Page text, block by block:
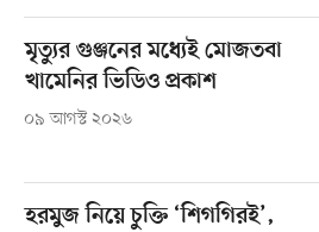
মৃত্যুর গুঞ্জনের মধ্যেই মোজতবা
খামেনির ভিডিও প্রকাশ
০৯ আগস্ট ২০২৬
হরমুজ নিয়ে চুক্তি ‘শিগগিরই’,